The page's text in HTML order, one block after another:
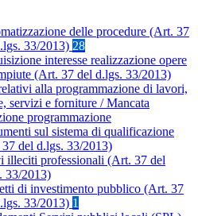
delle procedure (Art. 37
33/2013) 28
interesse realizzazione opere
(Art. 37 del d.lgs. 33/2013)
alla programmazione di lavori,
servizi e forniture / Mancata
programmazione
sul sistema di qualificazione
del d.lgs. 33/2013)
illeciti professionali (Art. 37 del
33/2013)
di investimento pubblico (Art. 37
33/2013) 1